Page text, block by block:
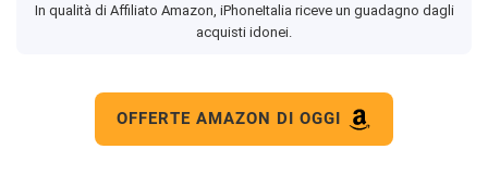
In qualità di Affiliato Amazon, iPhoneItalia riceve un guadagno dagli
acquisti idonei.
OFFERTE AMAZON DI OGGI